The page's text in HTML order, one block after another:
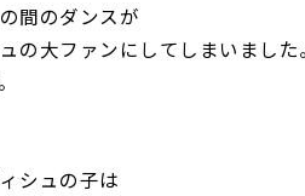
間のダンスが
の大ファンにしてしまいました
シュの子は